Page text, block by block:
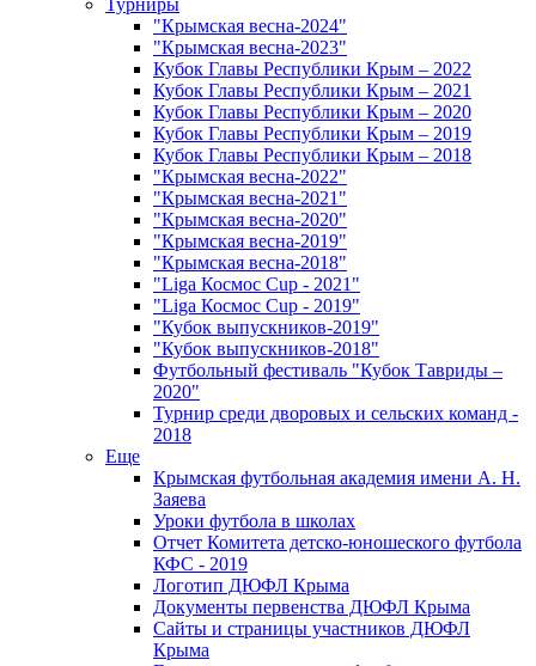
Турниры
"Крымская весна-2024"
"Крымская весна-2023"
Кубок Главы Республики Крым – 2022
Кубок Главы Республики Крым – 2021
Кубок Главы Республики Крым – 2020
Кубок Главы Республики Крым – 2019
Кубок Главы Республики Крым – 2018
"Крымская весна-2022"
"Крымская весна-2021"
"Крымская весна-2020"
"Крымская весна-2019"
"Крымская весна-2018"
"Liga Космос Cup - 2021"
"Liga Космос Cup - 2019"
"Кубок выпускников-2019"
"Кубок выпускников-2018"
Футбольный фестиваль "Кубок Тавриды –
2020"
Турнир среди дворовых и сельских команд -
2018
Еще
Крымская футбольная академия имени А. Н.
Заяева
Уроки футбола в школах
Отчет Комитета детско-юношеского футбола
КФС - 2019
Логотип ДЮФЛ Крыма
Документы первенства ДЮФЛ Крыма
Сайты и страницы участников ДЮФЛ
Крыма